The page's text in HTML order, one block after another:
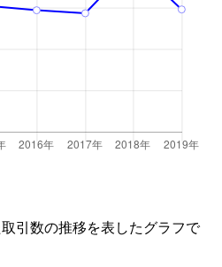
引数の推移を表したグラフで